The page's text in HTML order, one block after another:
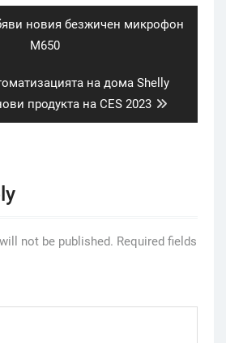
новия безжичен микрофон
М650
на дома Shelly
продукта на CES 2023
not be published. Required fields